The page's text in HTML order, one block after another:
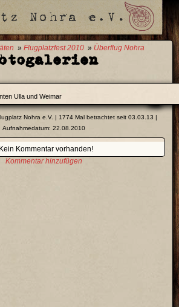
» Flugplatzfest 2010 » Überflug Nohra
Ulla und Weimar
Nohra e.V. | 1774 Mal betrachtet seit 03.03.13 |
Aufnahmedatum: 22.08.2010
Kein Kommentar vorhanden!
Kommentar hinzufügen